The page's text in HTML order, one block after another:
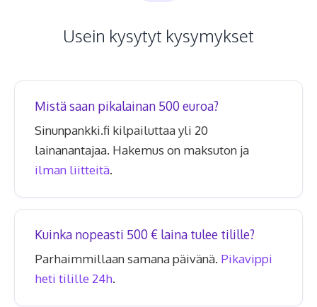
Usein kysytyt kysymykset
Mistä saan pikalainan 500 euroa?
Sinunpankki.fi kilpailuttaa yli 20
lainanantajaa. Hakemus on maksuton ja
ilman liitteitä.
Kuinka nopeasti 500 € laina tulee tilille?
Parhaimmillaan samana päivänä. Pikavippi
heti tilille 24h.